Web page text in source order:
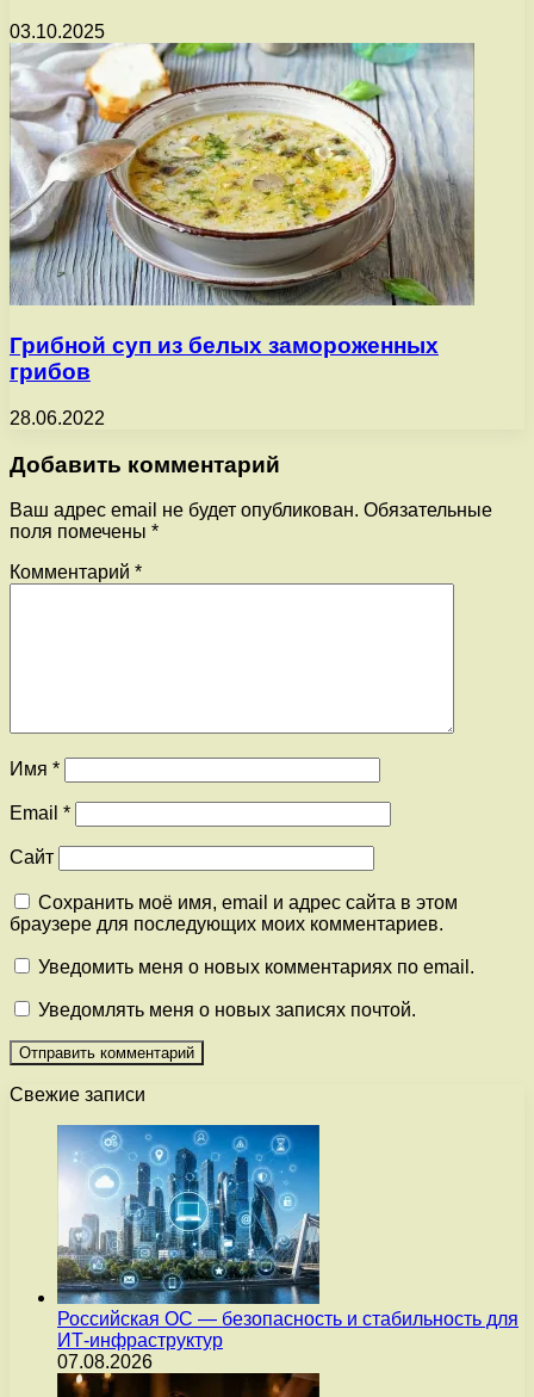
03.10.2025
Грибной суп из белых замороженных
грибов
28.06.2022
Добавить комментарий
Ваш адрес email не будет опубликован. Обязательные
поля помечены *
Комментарий *
Имя *
Email *
Сайт
Сохранить моё имя, email и адрес сайта в этом
браузере для последующих моих комментариев.
Уведомить меня о новых комментариях по email.
Уведомлять меня о новых записях почтой.
Свежие записи
Российская ОС — безопасность и стабильность для
ИТ-инфраструктур
07.08.2026